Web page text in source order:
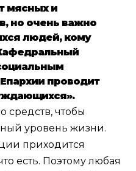
мясных и
но очень важно
людей, кому
проводит
средств, чтобы
уровень жизни.
приходится
есть. Поэтому любая